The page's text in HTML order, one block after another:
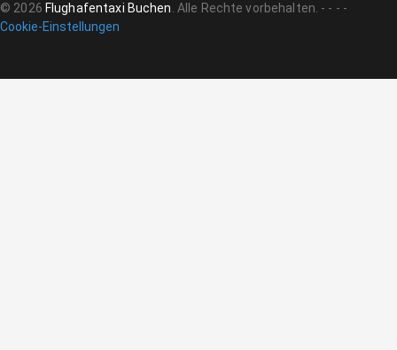
© 2026 Flughafentaxi Buchen. Alle Rechte vorbehalten. - - - -
Cookie-Einstellungen